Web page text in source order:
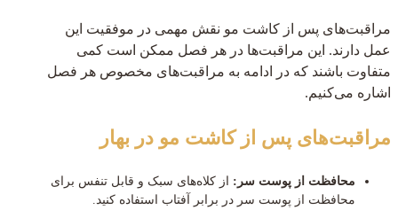
مراقبت‌های پس از کاشت مو نقش مهمی در موفقیت این
عمل دارند. این مراقبت‌ها در هر فصل ممکن است کمی
متفاوت باشند که در ادامه به مراقبت‌های مخصوص هر فصل
اشاره می‌کنیم.
مراقبت‌های پس از کاشت مو در بهار
محافظت از پوست سر: از کلاه‌های سبک و قابل تنفس برای
محافظت از پوست سر در برابر آفتاب استفاده کنید.